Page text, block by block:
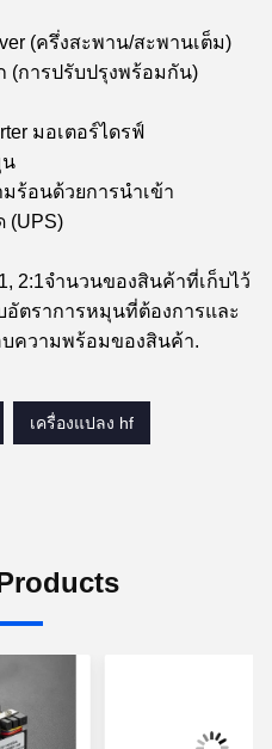
(ครึ่งสะพาน/สะพานเต็ม)
(การปรับปรุงพร้อมกัน)
มอเตอร์ไดรฟ์
น
ร้อนด้วยการนําเข้า
(UPS)
2:1จํานวนของสินค้าที่เก็บไว้
ตราการหมุนที่ต้องการและ
ความพร้อมของสินค้า.
เครื่องแปลง hf